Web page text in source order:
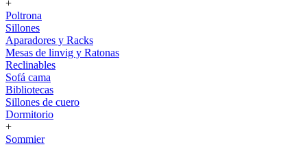
+
Poltrona
Sillones
Aparadores y Racks
Mesas de linvig y Ratonas
Reclinables
Sofá cama
Bibliotecas
Sillones de cuero
Dormitorio
+
Sommier